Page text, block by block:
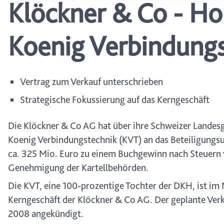
wählen, stehen Ihnen
können Ihre Einwilligung
durch Anklicken des
Klöckner & Co -
Koenig
Vertrag zum Verkauf unterschrieben
Strategische Fokussierung auf das Kerngeschäft
Die Klöckner & Co AG hat über ihre Schweizer
Koenig Verbindungstechnik (KVT) an das
ca. 325 Mio. Euro zu einem Buchgewinn nach
Genehmigung der Kartellbehörden.
Die KVT, eine 100-prozentige Tochter der DKH, ist
Kerngeschäft der Klöckner & Co AG. Der geplante
2008 angekündigt.